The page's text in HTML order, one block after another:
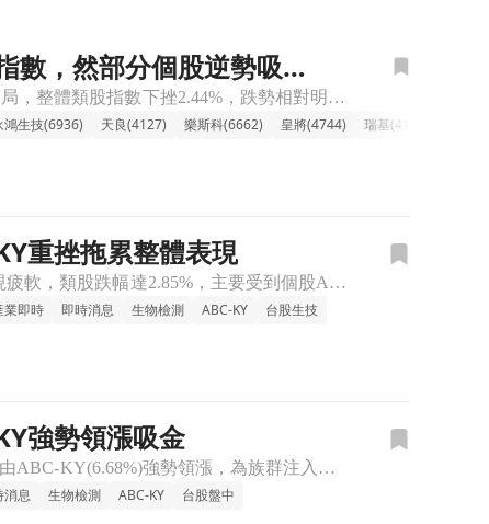
數，然部分個股逆勢吸金
🔸【傳產-生技族群整體走弱，權值股賣壓沉重】 傳產-生技類股今日普遍呈現修正格局，整體類股指數下挫2.44%，跌勢相對明顯。盤中觀察，高價股與權值指標如新藥股藥華藥 (-5.99%)、神隆 (-4.
鴻生技(6936) 天良(4127) 樂斯科(6662) 皇將(4744) 瑞基(4171)
重挫拖累整體表現
🔸生物檢測族群下跌，ABC-KY領跌拖累整體士氣 今日生物檢測族群在台股盤中表現疲軟，類股跌幅達2.85%，主要受到個股ABC-KY（-6.79%）重挫的影響。盤面上，亞諾法（-1.41%）也呈現小
業即時 即時消息 生物檢測 ABC-KY 台股生技
強勢領漲吸金
🔸生物檢測族群上漲，ABC-KY一枝獨秀。 台股生物檢測類股盤中上漲2.11%，主要由ABC-KY(6.68%)強勢領漲，為族群注入活水。儘管瑞基、亞諾法小幅跟漲，但浩泰、訊聯基因卻見小跌。族群內部
消息 生物檢測 ABC-KY 台股盤中